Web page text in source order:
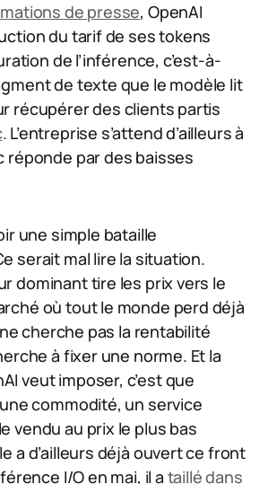
de presse, OpenAI
du tarif de ses tokens
de l’inférence, c’est-à-
de texte que le modèle lit
récupérer des clients partis
. L’entreprise s’attend d’ailleurs à
réponde par des baisses
une simple bataille
serait mal lire la situation.
dominant tire les prix vers le
où tout le monde perd déjà
cherche pas la rentabilité
à fixer une norme. Et la
veut imposer, c’est que
commodité, un service
vendu au prix le plus bas
a d’ailleurs déjà ouvert ce front
I/O en mai, il a taillé dans